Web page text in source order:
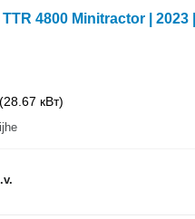
4800 Minitractor | 2023
кВт)